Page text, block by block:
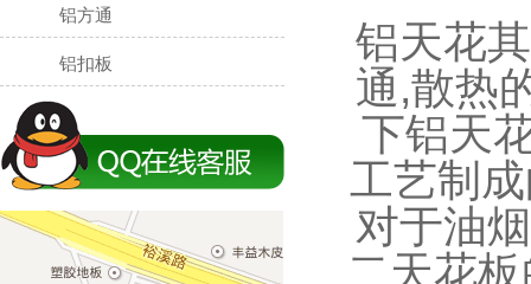
铝方通
铝扣板
铝天花
通,散热
下铝天
工艺制
对于油
二天花